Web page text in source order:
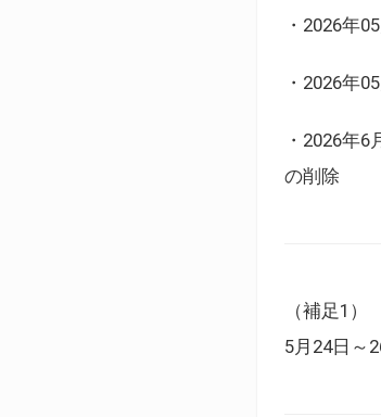
・2026年
・2026年
・2026年
の削除
（補足1）
5月24日～